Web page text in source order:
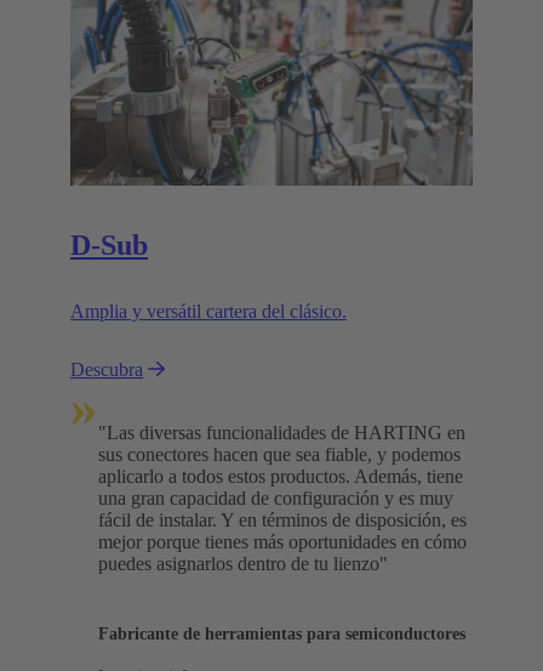
D-Sub
Amplia y versátil cartera del clásico.
Descubra
» "Las diversas funcionalidades de HARTING en
sus conectores hacen que sea fiable, y podemos
aplicarlo a todos estos productos. Además, tiene
una gran capacidad de configuración y es muy
fácil de instalar. Y en términos de disposición, es
mejor porque tienes más oportunidades en cómo
puedes asignarlos dentro de tu lienzo"
Fabricante de herramientas para semiconductores